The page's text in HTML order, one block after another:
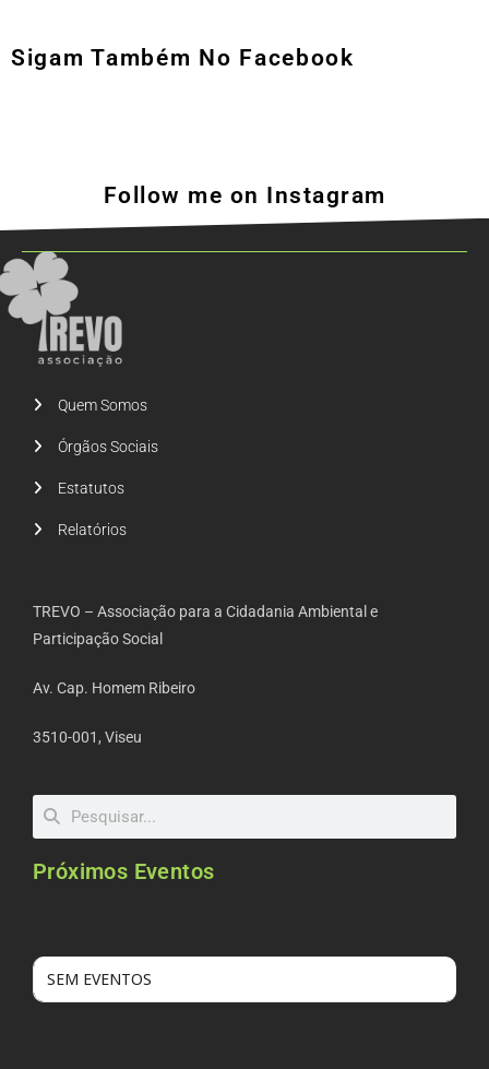
Sigam Também No Facebook
Follow me on Instagram
Quem Somos
Órgãos Sociais
Estatutos
Relatórios
TREVO – Associação para a Cidadania Ambiental e
Participação Social
Av. Cap. Homem Ribeiro
3510-001, Viseu
Próximos Eventos
SEM EVENTOS